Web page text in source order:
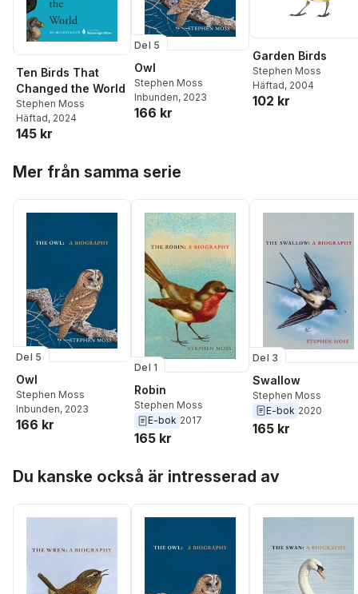
Ten Birds That
Changed the World
Stephen Moss
Häftad, 2024
145 kr
Del 5
Owl
Stephen Moss
Inbunden, 2023
166 kr
Garden Birds
Stephen Moss
Häftad, 2004
102 kr
Mer från samma serie
Del 5
Owl
Stephen Moss
Inbunden, 2023
166 kr
Del 1
Robin
Stephen Moss
E-bok 2017
165 kr
Del 3
Swallow
Stephen Moss
E-bok 2020
165 kr
Du kanske också är intresserad av